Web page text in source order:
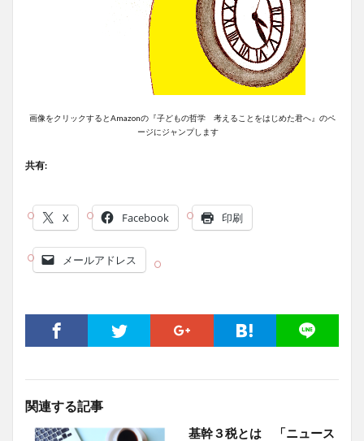
画像をクリックするとAmazonの『子どもの哲学 考えることをはじめた君へ』のペ
ージにジャンプします
共有:
X Facebook 印刷
メールアドレス
関連する記事
基幹３税とは 「ニュース